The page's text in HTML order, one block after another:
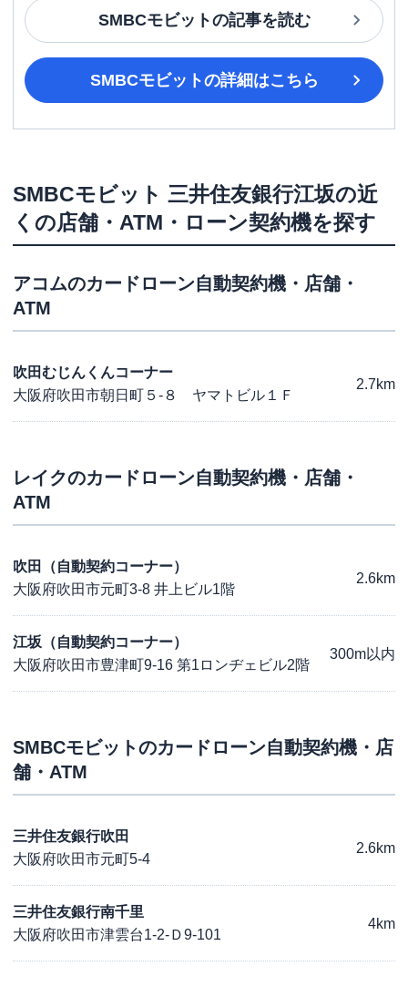
SMBCモビットの記事を読む
SMBCモビットの詳細はこちら
SMBCモビット 三井住友銀行江坂の近
くの店舗・ATM・ローン契約機を探す
アコムのカードローン自動契約機・店舗・
ATM
吹田むじんくんコーナー
大阪府吹田市朝日町５-８ ヤマトビル１Ｆ
2.7km
レイクのカードローン自動契約機・店舗・
ATM
吹田（自動契約コーナー）
大阪府吹田市元町3-8 井上ビル1階
2.6km
江坂（自動契約コーナー）
大阪府吹田市豊津町9-16 第1ロンヂェビル2階
300m以内
SMBCモビットのカードローン自動契約機・店
舗・ATM
三井住友銀行吹田
大阪府吹田市元町5-4
2.6km
三井住友銀行南千里
大阪府吹田市津雲台1-2-Ｄ9-101
4km